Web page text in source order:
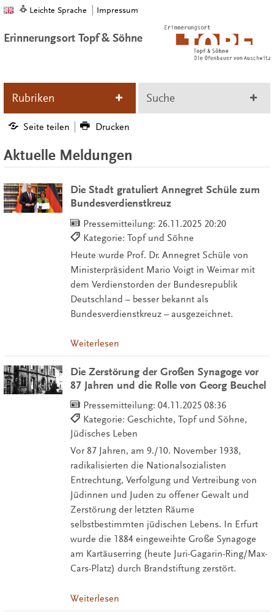
Leichte Sprache Impressum
Erinnerungsort Topf & Söhne
Rubriken Suche
Seite teilen Drucken
Aktuelle Meldungen
Die Stadt gratuliert Annegret Schüle zum
Bundesverdienstkreuz
Pressemitteilung: 26.11.2025 20:20
Kategorie: Topf und Söhne
Heute wurde Prof. Dr. Annegret Schüle von
Ministerpräsident Mario Voigt in Weimar mit
dem Verdienstorden der Bundesrepublik
Deutschland – besser bekannt als
Bundesverdienstkreuz – ausgezeichnet.
Weiterlesen
Die Zerstörung der Großen Synagoge vor
87 Jahren und die Rolle von Georg Beuchel
Pressemitteilung: 04.11.2025 08:36
Kategorie: Geschichte, Topf und Söhne,
Jüdisches Leben
Vor 87 Jahren, am 9./10. November 1938,
radikalisierten die Nationalsozialisten
Entrechtung, Verfolgung und Vertreibung von
Jüdinnen und Juden zu offener Gewalt und
Zerstörung der letzten Räume
selbstbestimmten jüdischen Lebens. In Erfurt
wurde die 1884 eingeweihte Große Synagoge
am Kartäuserring (heute Juri-Gagarin-Ring/Max-
Cars-Platz) durch Brandstiftung zerstört.
Weiterlesen